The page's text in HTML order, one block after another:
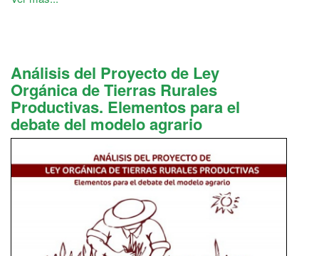
Análisis del Proyecto de Ley
Orgánica de Tierras Rurales
Productivas. Elementos para el
debate del modelo agrario